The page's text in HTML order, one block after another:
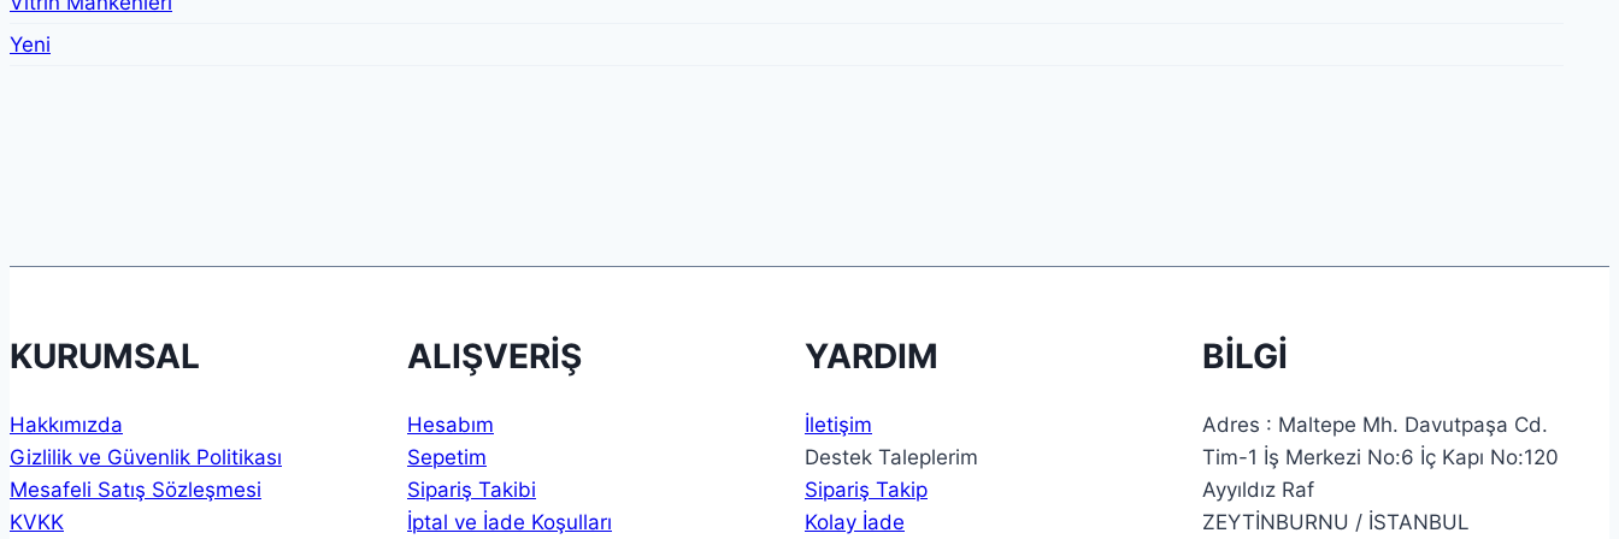
Yeni
KURUMSAL
Hakkımızda
Gizlilik ve Güvenlik Politikası
Mesafeli Satış Sözleşmesi
KVKK
ALIŞVERİŞ
Hesabım
Sepetim
Sipariş Takibi
İptal ve İade Koşulları
YARDIM
İletişim
Destek Taleplerim
Sipariş Takip
Kolay İade
BİLGİ
Adres : Maltepe Mh. Davutpaşa Cd.
Tim-1 İş Merkezi No:6 İç Kapı No:120
Ayyıldız Raf
ZEYTİNBURNU / İSTANBUL